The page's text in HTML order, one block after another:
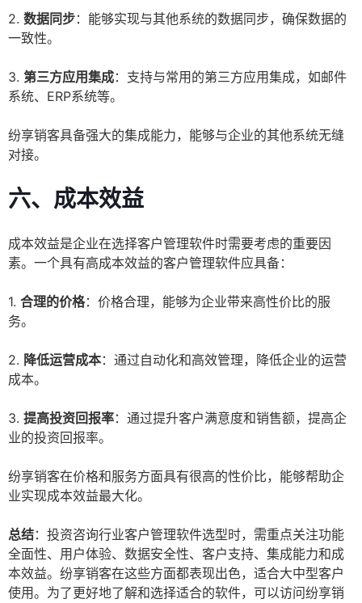
2. 数据同步：能够实现与其他系统的数据同步，确保数据的
一致性。
3. 第三方应用集成：支持与常用的第三方应用集成，如邮件
系统、ERP系统等。
纷享销客具备强大的集成能力，能够与企业的其他系统无缝
对接。
六、成本效益
成本效益是企业在选择客户管理软件时需要考虑的重要因
素。一个具有高成本效益的客户管理软件应具备：
1. 合理的价格：价格合理，能够为企业带来高性价比的服
务。
2. 降低运营成本：通过自动化和高效管理，降低企业的运营
成本。
3. 提高投资回报率：通过提升客户满意度和销售额，提高企
业的投资回报率。
纷享销客在价格和服务方面具有很高的性价比，能够帮助企
业实现成本效益最大化。
总结：投资咨询行业客户管理软件选型时，需重点关注功能
全面性、用户体验、数据安全性、客户支持、集成能力和成
本效益。纷享销客在这些方面都表现出色，适合大中型客户
使用。为了更好地了解和选择适合的软件，可以访问纷享销